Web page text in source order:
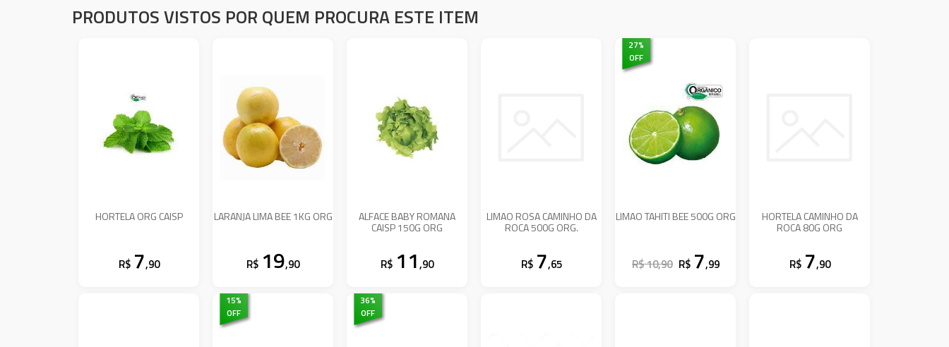
PRODUTOS VISTOS POR QUEM PROCURA ESTE ITEM
HORTELA ORG CAISP
R$ 7,90
LARANJA LIMA BEE 1KG ORG
R$ 19,90
ALFACE BABY ROMANA
CAISP 150G ORG
R$ 11,90
LIMAO ROSA CAMINHO DA
ROCA 500G ORG.
R$ 7,65
27%
OFF
LIMAO TAHITI BEE 500G ORG
R$ 10,90 R$ 7,99
HORTELA CAMINHO DA
ROCA 80G ORG
R$ 7,90
15%
OFF
36%
OFF